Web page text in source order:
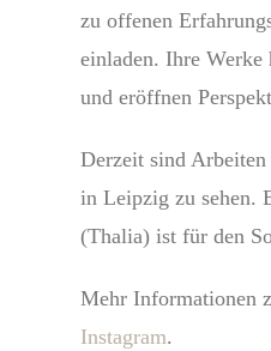
zu offenen
einladen. Ihre
und eröffnen
Derzeit sind
in Leipzig zu sehen.
(Thalia) ist für den
Mehr Informationen
Instagram.